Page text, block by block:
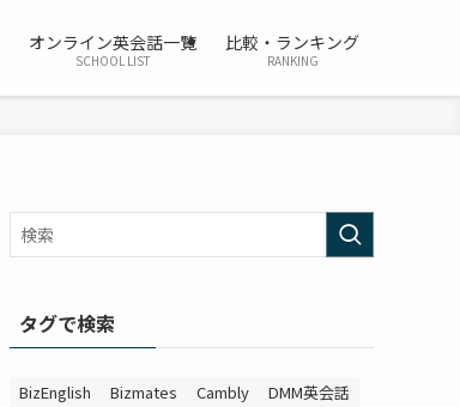
オンライン英会話一覧
SCHOOL LIST
比較・ランキング
RANKING
タグで検索
BizEnglish Bizmates Cambly
DMM英会話